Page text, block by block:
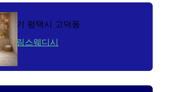
경기 평택시 고덕동
크림스웨디시